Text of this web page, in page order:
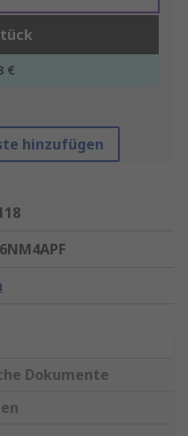
€
hinzufügen
Dokumente